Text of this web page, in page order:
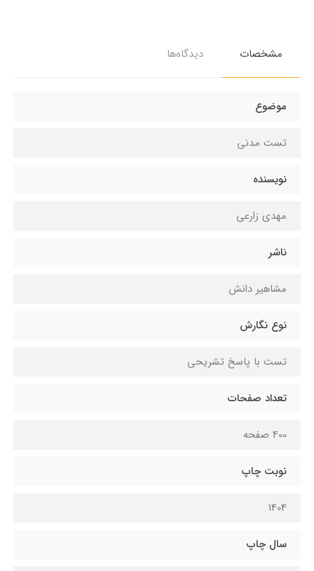
مشخصات دیدگاه‌ها
موضوع
تست مدنی
نویسنده
مهدی زارعی
ناشر
مشاهیر دانش
نوع نگارش
تست با پاسخ تشريحي
تعداد صفحات
400 صفحه
نوبت چاپ
1404
سال چاپ